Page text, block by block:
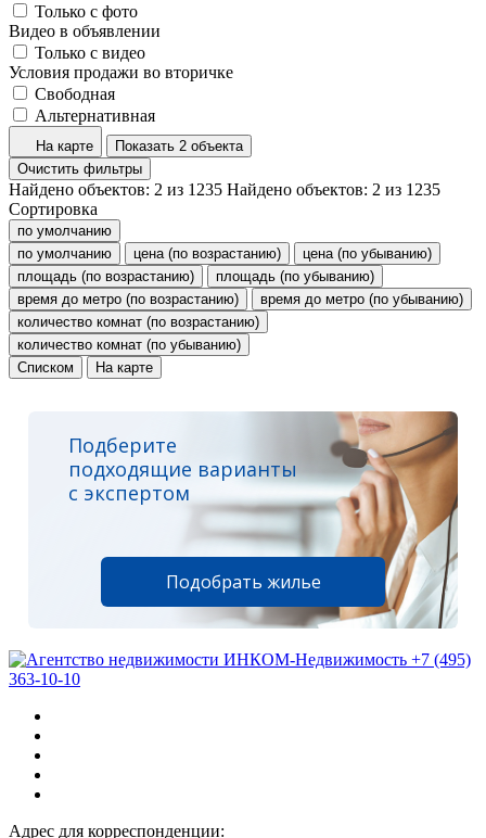
Только с фото
Видео в объявлении
Только с видео
Условия продажи во вторичке
Свободная
Альтернативная
На карте
Показать 2 объекта
Очистить фильтры
Найдено объектов: 2 из 1235 Найдено объектов: 2 из 1235
Сортировка
по умолчанию
по умолчанию
цена (по возрастанию)
цена (по убыванию)
площадь (по возрастанию)
площадь (по убыванию)
время до метро (по возрастанию)
время до метро (по убыванию)
количество комнат (по возрастанию)
количество комнат (по убыванию)
Списком
На карте
Подберите
подходящие варианты
с экспертом
Подобрать жилье
+7 (495)
363-10-10
Адрес для корреспонденции: